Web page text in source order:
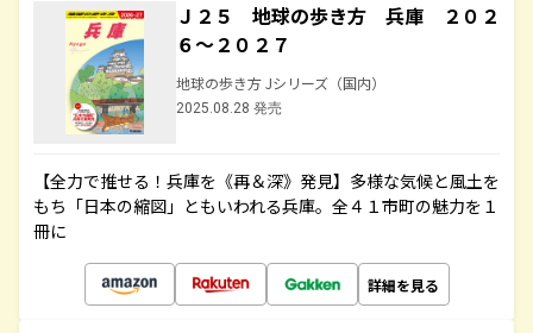
Ｊ２５ 地球の歩き方 兵庫 ２０２
６～２０２７
地球の歩き方 Jシリーズ（国内）
2025.08.28 発売
【全力で推せる！兵庫を《再＆深》発見】多様な気候と風土を
もち「日本の縮図」ともいわれる兵庫。全４１市町の魅力を１
冊に
詳細を見る